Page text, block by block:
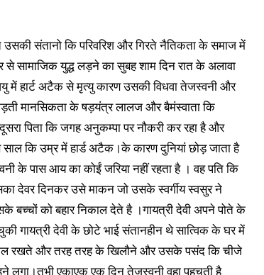
उसकी संतानो कि परिवरिश और गिरते नैतिकता के समाज में
से सामाजिक युद्ध लड़ने का सुबह शाम दिन रात के अलावा
में हार्ट अटैक से मृत्यु कारण उसकी विधवा तेजस्वनी और
मानसिकता के षड़यंत्र लालज और बैमंस्वाता कि
पिता कि जगह अनुकम्पा पर नौकरी कर रहा है और
साल कि उम्र में हार्ड अटैक।के कारण दुनियां छोड़ जाता है
के पास आय का कोईं जरिया नहीं रहता है । वह पति कि
देवर दिनकर उसे माकन जो उसके स्वर्गीय स्वसुर ने
बच्चों को बहार निकाल देते है ।गायत्री देवी अपने पोते के
गायत्री देवी के छोटे भाई संतानहीन थे सात्विक के घर में
रखते और तरह तरह के खिलौने और उसके पसंद कि चीजे
लगा।तभी एकाएक एक दिन तेजस्वनी वहा पहुचती है